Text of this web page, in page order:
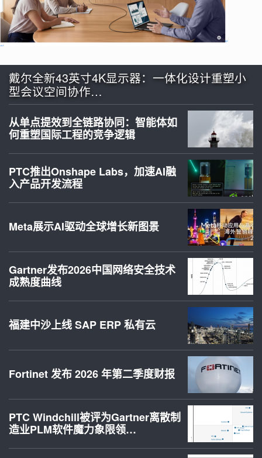
戴尔全新43英寸4K显示器：一体化设计重塑小
型会议空间协作…
从单点提效到全链路协同：智能体如
何重塑国际工程的竞争逻辑
PTC推出Onshape Labs，加速AI融
入产品开发流程
Meta展示AI驱动全球增长新图景
Gartner发布2026中国网络安全技术
成熟度曲线
福建中沙上线 SAP ERP 私有云
Fortinet 发布 2026 年第二季度财报
PTC Windchill被评为Gartner离散制
造业PLM软件魔力象限领…